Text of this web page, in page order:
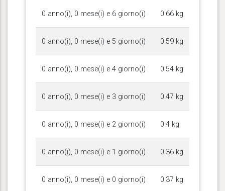
0 anno(i), 0 mese(i) e 6 giorno(i) 0.66 kg
0 anno(i), 0 mese(i) e 5 giorno(i) 0.59 kg
0 anno(i), 0 mese(i) e 4 giorno(i) 0.54 kg
0 anno(i), 0 mese(i) e 3 giorno(i) 0.47 kg
0 anno(i), 0 mese(i) e 2 giorno(i) 0.4 kg
0 anno(i), 0 mese(i) e 1 giorno(i) 0.36 kg
0 anno(i), 0 mese(i) e 0 giorno(i) 0.37 kg